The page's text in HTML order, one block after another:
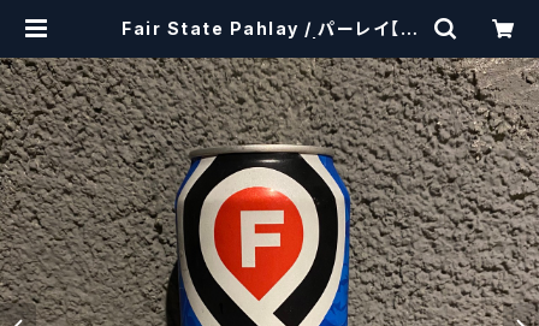
Fair State Pahlay / パーレイ【ク
scissors